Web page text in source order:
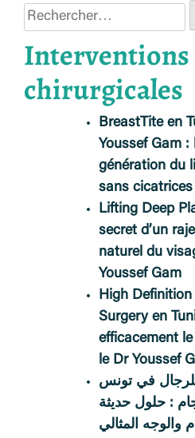
Rechercher :
Interventions
chirurgicales
BreastTite en
Youssef Gam :
génération du
sans cicatrices
Lifting Deep
secret d’un
naturel du
Youssef Gam
High Definition
Surgery en
efficacement
le Dr Youssef
في تونس
: حلول حديثة
والوجه المثالي